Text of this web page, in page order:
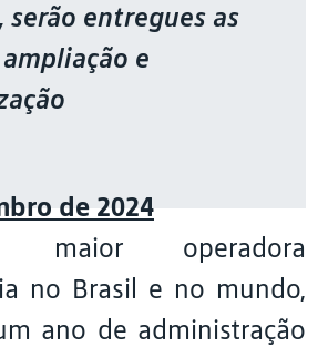
serão entregues as
e
de 2024
operadora
no Brasil e no mundo,
ano de administração